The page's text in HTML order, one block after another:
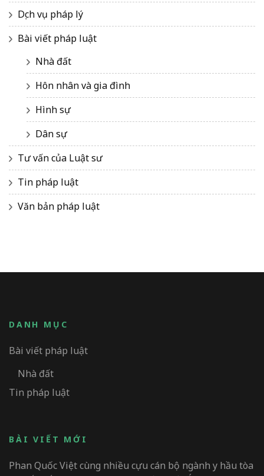
Dịch vụ pháp lý
Bài viết pháp luật
Nhà đất
Hôn nhân và gia đình
Hình sự
Dân sự
Tư vấn của Luật sư
Tin pháp luật
Văn bản pháp luật
DANH MỤC
Bài viết pháp luật
Nhà đất
Tin pháp luật
BÀI VIẾT MỚI
Phan Quốc Việt cùng nhiều cựu cán bộ ngành y hầu tòa